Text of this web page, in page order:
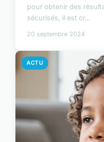
pour obtenir des
sécurisés, il est cr...
20 septembre 2024
ACTU